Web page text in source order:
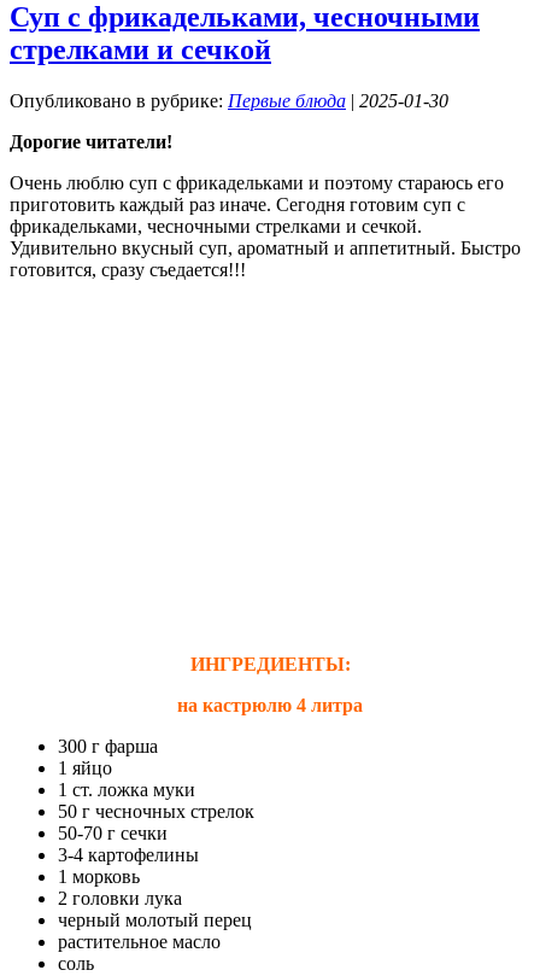
Суп с фрикадельками, чесночными
стрелками и сечкой
Опубликовано в рубрике: Первые блюда | 2025-01-30
Дорогие читатели!
Очень люблю суп с фрикадельками и поэтому стараюсь его
приготовить каждый раз иначе. Сегодня готовим суп с
фрикадельками, чесночными стрелками и сечкой.
Удивительно вкусный суп, ароматный и аппетитный. Быстро
готовится, сразу съедается!!!
ИНГРЕДИЕНТЫ:
на кастрюлю 4 литра
300 г фарша
1 яйцо
1 ст. ложка муки
50 г чесночных стрелок
50-70 г сечки
3-4 картофелины
1 морковь
2 головки лука
черный молотый перец
растительное масло
соль